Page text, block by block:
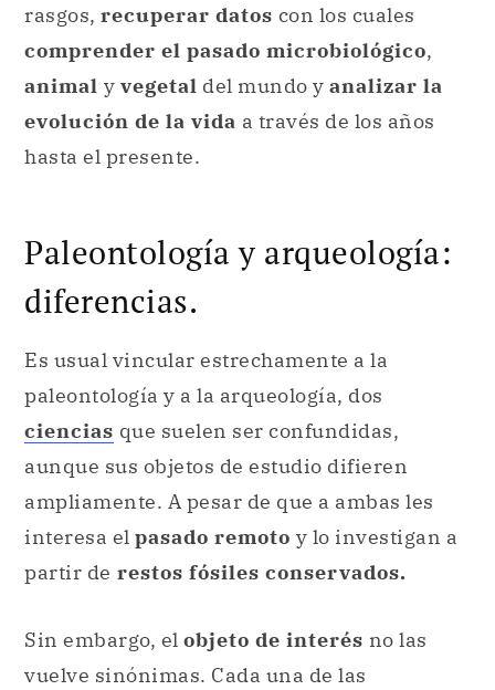
rasgos, recuperar datos con los cuales
comprender el pasado microbiológico,
animal y vegetal del mundo y analizar la
evolución de la vida a través de los años
hasta el presente.
Paleontología y arqueología:
diferencias.
Es usual vincular estrechamente a la
paleontología y a la arqueología, dos
ciencias que suelen ser confundidas,
aunque sus objetos de estudio difieren
ampliamente. A pesar de que a ambas les
interesa el pasado remoto y lo investigan a
partir de restos fósiles conservados.
Sin embargo, el objeto de interés no las
vuelve sinónimas. Cada una de las